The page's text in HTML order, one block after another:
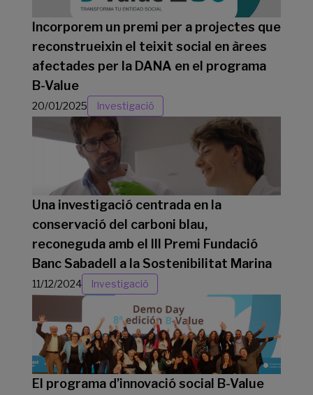
Incorporem un premi per a projectes que
reconstrueixin el teixit social en àrees
afectades per la DANA en el programa
B-Value
20/01/2025 Investigació
Una investigació centrada en la
conservació del carboni blau,
reconeguda amb el III Premi Fundació
Banc Sabadell a la Sostenibilitat Marina
11/12/2024 Investigació
El programa d’innovació social B-Value